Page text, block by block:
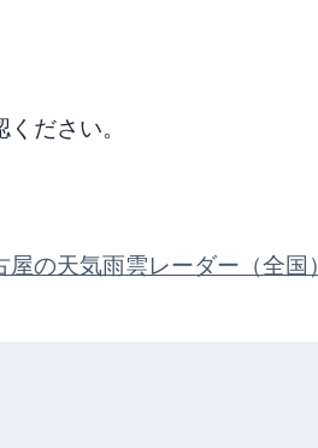
ださい。
屋の天気雨雲レーダー（全国）